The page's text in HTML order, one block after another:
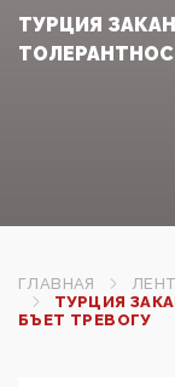
ТУРЦИЯ
ГЛАВНАЯ
ТУРЦИЯ
БЪЕТ ТРЕВОГУ